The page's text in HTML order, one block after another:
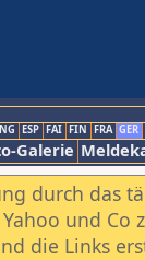
ESP FAI FIN FRA GER
Galerie
durch das
und
die Links